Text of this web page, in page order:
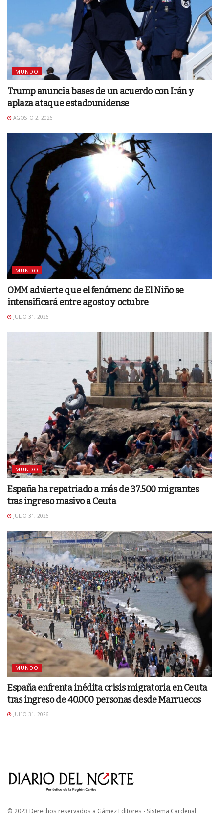
MUNDO
Trump anuncia bases de un acuerdo con Irán y
aplaza ataque estadounidense
AGOSTO 2, 2026
MUNDO
OMM advierte que el fenómeno de El Niño se
intensificará entre agosto y octubre
JULIO 31, 2026
MUNDO
España ha repatriado a más de 37.500 migrantes
tras ingreso masivo a Ceuta
JULIO 31, 2026
MUNDO
España enfrenta inédita crisis migratoria en Ceuta
tras ingreso de 40.000 personas desde Marruecos
JULIO 31, 2026
© 2023 Derechos reservados a Gámez Editores - Sistema Cardenal